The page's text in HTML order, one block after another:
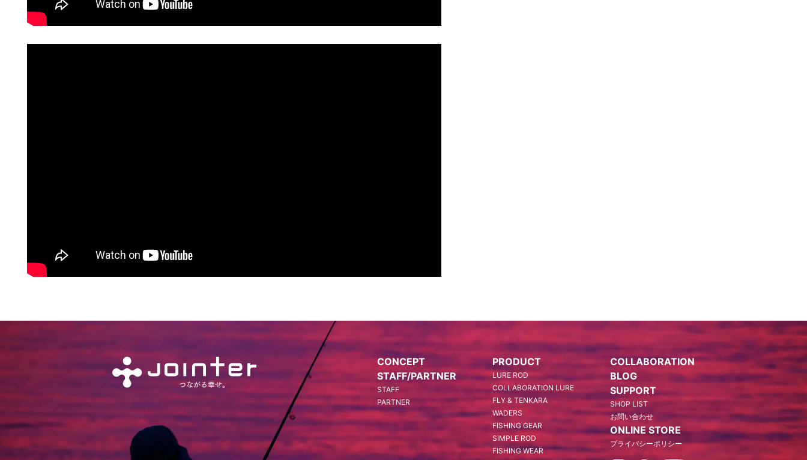
CONCEPT
STAFF/PARTNER
STAFF
PARTNER
PRODUCT
LURE ROD
COLLABORATION LURE
FLY & TENKARA
WADERS
FISHING GEAR
SIMPLE ROD
FISHING WEAR
COLLABORATION
BLOG
SUPPORT
SHOP LIST
お問い合わせ
ONLINE STORE
プライバシーポリシー